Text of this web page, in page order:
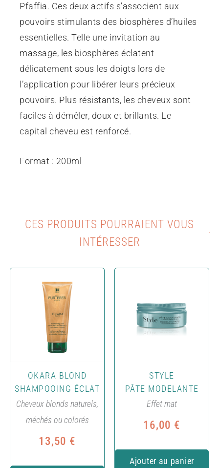
Pfaffia. Ces deux actifs s’associent aux
pouvoirs stimulants des biosphères d’huiles
essentielles. Telle une invitation au
massage, les biosphères éclatent
délicatement sous les doigts lors de
l’application pour libérer leurs précieux
pouvoirs. Plus résistants, les cheveux sont
faciles à démêler, doux et brillants. Le
capital cheveu est renforcé.
Format : 200ml
CES PRODUITS POURRAIENT VOUS
INTÉRESSER​
OKARA BLOND
SHAMPOOING ÉCLAT
Cheveux blonds naturels,
méchés ou colorés
13,50 €
STYLE
PÂTE MODELANTE
Effet mat
16,00 €
Ajouter au panier